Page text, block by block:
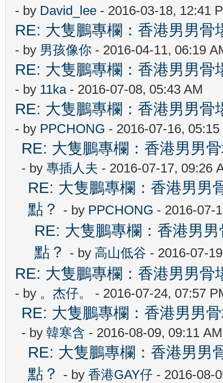
- by David_lee - 2016-03-18, 12:41
RE: 大隻鵬專欄：香港男男
- by 男孩像你 - 2016-04-11, 06:19
RE: 大隻鵬專欄：香港男男
- by 11ka- 2016-07-08, 05:43 AM
RE: 大隻鵬專欄：香港男男
- by PPCHONG - 2016-07-16,
RE: 大隻鵬專欄：香港男男
- by 專插人夫 - 2016-07-17, 09:26
RE: 大隻鵬專欄：香港男男
點？ - by PPCHONG - 2016-07-
RE: 大隻鵬專欄：香港男
點？ - by 高山低谷 - 2016-07-
RE: 大隻鵬專欄：香港男男
- by 。杰仔。 - 2016-07-24, 07:57
RE: 大隻鵬專欄：香港男男
- by 韓寒含 - 2016-08-09, 09:11 AM
RE: 大隻鵬專欄：香港男男
點？ - by 香港GAY仔 - 2016-08-